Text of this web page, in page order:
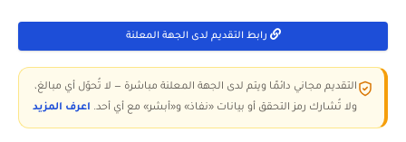
رابط التقديم لدى الجهة المعلنة
التقديم مجاني دائمًا ويتم لدى الجهة المعلنة مباشرة — لا تُحوّل أي مبالغ،
ولا تُشارك رمز التحقق أو بيانات «نفاذ» و«أبشر» مع أي أحد. اعرف المزيد